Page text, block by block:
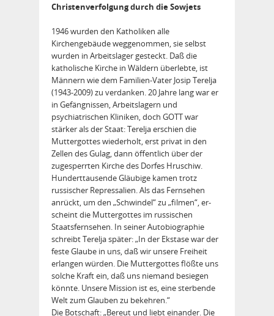
Christenverfolgung durch die Sowjets
1946 wurden den Katholiken alle
Kirchengebäude weggenommen, sie selbst
wurden in Arbeitslager gesteckt. Daß die
katholische Kirche in Wäldern überlebte, ist
Männern wie dem Familien-Vater Josip Terelja
(1943-2009) zu verdanken. 20 Jahre lang war er
in Gefängnissen, Arbeitslagern und
psychiatrischen Kliniken, doch GOTT war
stärker als der Staat: Terelja erschien die
Muttergottes wiederholt, erst privat in den
Zellen des Gulag, dann öffentlich über der
zugesperrten Kirche des Dorfes Hruschiw.
Hunderttausende Gläubige kamen trotz
russischer Repressalien. Als das Fernsehen
anrückt, um den „Schwindel“ zu „filmen“, er­
scheint die Muttergottes im russischen
Staatsfernsehen. In seiner Autobiographie
schreibt Terelja später: „In der Ekstase war der
feste Glaube in uns, daß wir unsere Freiheit
erlangen würden. Die Muttergottes flößte uns
solche Kraft ein, daß uns niemand besiegen
könnte. Unsere Mission ist es, eine sterbende
Welt zum Glauben zu bekehren.“
Die Botschaft: „Bereut und liebt einander. Die